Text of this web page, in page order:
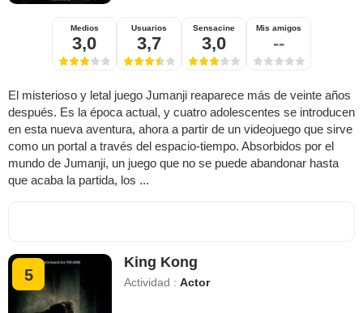
Medios
3,0
Usuarios
3,7
Sensacine
3,0
Mis amigos
--
El misterioso y letal juego Jumanji reaparece más de veinte años
después. Es la época actual, y cuatro adolescentes se introducen
en esta nueva aventura, ahora a partir de un videojuego que sirve
como un portal a través del espacio-tiempo. Absorbidos por el
mundo de Jumanji, un juego que no se puede abandonar hasta
que acaba la partida, los ...
5
King Kong
Actividad :Actor